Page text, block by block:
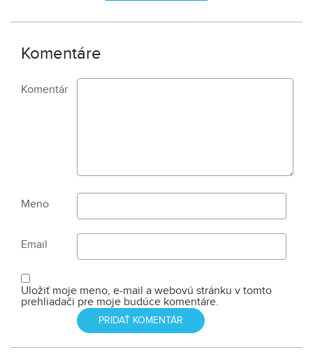
Komentáre
Komentár
Meno
Email
Uložiť moje meno, e-mail a webovú stránku v tomto
prehliadači pre moje budúce komentáre.